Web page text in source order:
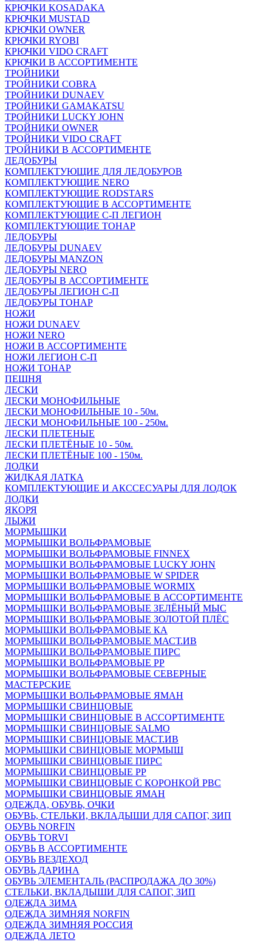
КРЮЧКИ KOSADAKA
КРЮЧКИ MUSTAD
КРЮЧКИ OWNER
КРЮЧКИ RYOBI
КРЮЧКИ VIDO CRAFT
КРЮЧКИ В АССОРТИМЕНТЕ
ТРОЙНИКИ
ТРОЙНИКИ COBRA
ТРОЙНИКИ DUNAEV
ТРОЙНИКИ GAMAKATSU
ТРОЙНИКИ LUCKY JOHN
ТРОЙНИКИ OWNER
ТРОЙНИКИ VIDO CRAFT
ТРОЙНИКИ В АССОРТИМЕНТЕ
ЛЕДОБУРЫ
КОМПЛЕКТУЮЩИЕ ДЛЯ ЛЕДОБУРОВ
КОМПЛЕКТУЮЩИЕ NERO
КОМПЛЕКТУЮЩИЕ RODSTARS
КОМПЛЕКТУЮЩИЕ В АССОРТИМЕНТЕ
КОМПЛЕКТУЮЩИЕ С-П ЛЕГИОН
КОМПЛЕКТУЮЩИЕ ТОНАР
ЛЕДОБУРЫ
ЛЕДОБУРЫ DUNAEV
ЛЕДОБУРЫ MANZON
ЛЕДОБУРЫ NERO
ЛЕДОБУРЫ В АССОРТИМЕНТЕ
ЛЕДОБУРЫ ЛЕГИОН С-П
ЛЕДОБУРЫ ТОНАР
НОЖИ
НОЖИ DUNAEV
НОЖИ NERO
НОЖИ В АССОРТИМЕНТЕ
НОЖИ ЛЕГИОН С-П
НОЖИ ТОНАР
ПЕШНЯ
ЛЕСКИ
ЛЕСКИ МОНОФИЛЬНЫЕ
ЛЕСКИ МОНОФИЛЬНЫЕ 10 - 50м.
ЛЕСКИ МОНОФИЛЬНЫЕ 100 - 250м.
ЛЕСКИ ПЛЕТЕНЫЕ
ЛЕСКИ ПЛЕТЁНЫЕ 10 - 50м.
ЛЕСКИ ПЛЕТЁНЫЕ 100 - 150м.
ЛОДКИ
ЖИДКАЯ ЛАТКА
КОМПЛЕКТУЮЩИЕ И АКССЕСУАРЫ ДЛЯ ЛОДОК
ЛОДКИ
ЯКОРЯ
ЛЫЖИ
МОРМЫШКИ
МОРМЫШКИ ВОЛЬФРАМОВЫЕ
МОРМЫШКИ ВОЛЬФРАМОВЫЕ FINNEX
МОРМЫШКИ ВОЛЬФРАМОВЫЕ LUCKY JOHN
МОРМЫШКИ ВОЛЬФРАМОВЫЕ W SPIDER
МОРМЫШКИ ВОЛЬФРАМОВЫЕ WORMIX
МОРМЫШКИ ВОЛЬФРАМОВЫЕ В АССОРТИМЕНТЕ
МОРМЫШКИ ВОЛЬФРАМОВЫЕ ЗЕЛЁНЫЙ МЫС
МОРМЫШКИ ВОЛЬФРАМОВЫЕ ЗОЛОТОЙ ПЛЁС
МОРМЫШКИ ВОЛЬФРАМОВЫЕ КА
МОРМЫШКИ ВОЛЬФРАМОВЫЕ МАСТ.ИВ
МОРМЫШКИ ВОЛЬФРАМОВЫЕ ПИРС
МОРМЫШКИ ВОЛЬФРАМОВЫЕ РР
МОРМЫШКИ ВОЛЬФРАМОВЫЕ СЕВЕРНЫЕ
МАСТЕРСКИЕ
МОРМЫШКИ ВОЛЬФРАМОВЫЕ ЯМАН
МОРМЫШКИ СВИНЦОВЫЕ
МОРМЫШКИ СВИНЦОВЫЕ В АССОРТИМЕНТЕ
МОРМЫШКИ СВИНЦОВЫЕ SALMO
МОРМЫШКИ СВИНЦОВЫЕ МАСТ.ИВ
МОРМЫШКИ СВИНЦОВЫЕ МОРМЫШ
МОРМЫШКИ СВИНЦОВЫЕ ПИРС
МОРМЫШКИ СВИНЦОВЫЕ РР
МОРМЫШКИ СВИНЦОВЫЕ С КОРОНКОЙ РВС
МОРМЫШКИ СВИНЦОВЫЕ ЯМАН
ОДЕЖДА, ОБУВЬ, ОЧКИ
ОБУВЬ, СТЕЛЬКИ, ВКЛАДЫШИ ДЛЯ САПОГ, ЗИП
ОБУВЬ NORFIN
ОБУВЬ TORVI
ОБУВЬ В АССОРТИМЕНТЕ
ОБУВЬ ВЕЗДЕХОД
ОБУВЬ ДАРИНА
ОБУВЬ ЭЛЕМЕНТАЛЬ (РАСПРОДАЖА ДО 30%)
СТЕЛЬКИ, ВКЛАДЫШИ ДЛЯ САПОГ, ЗИП
ОДЕЖДА ЗИМА
ОДЕЖДА ЗИМНЯЯ NORFIN
ОДЕЖДА ЗИМНЯЯ РОССИЯ
ОДЕЖДА ЛЕТО